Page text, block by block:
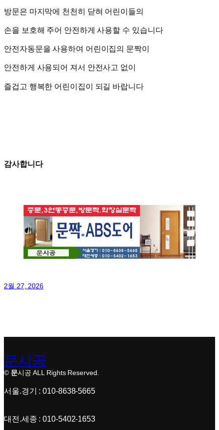
방문은 마지막에 천천히 닫혀 어린이들의
손을 보호해 주어 안전하게 사용할 수 있습니다
안전자동문을 사용하여 어린이집의 문짝이
안전하게 사용되어 져서 안전사고 없이
즐겁고 행복한 어린이집이 되길 바랍니다
감사합니다
2월 27, 2026
문시공
© 문시공 ALL Rights Reserved.
서울.경기 : 010-8638-5665
대전.세종 : 010-5402-1653